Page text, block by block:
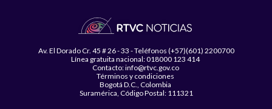
Av. El Dorado Cr. 45 # 26 - 33 - Teléfonos (+57)(601) 2200700
Línea gratuita nacional: 018000 123 414
Contacto: info@rtvc.gov.co
Términos y condiciones
Bogotá D.C., Colombia
Suramérica, Código Postal: 111321